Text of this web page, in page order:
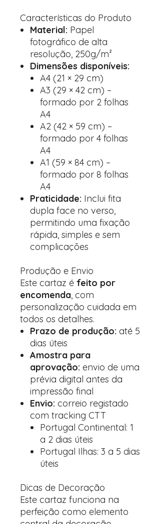
Características do Produto
Material: Papel
fotográfico de alta
resolução, 250g/m²
Dimensões disponíveis:
A4 (21 × 29 cm)
A3 (29 × 42 cm) –
formado por 2 folhas
A4
A2 (42 × 59 cm) –
formado por 4 folhas
A4
A1 (59 × 84 cm) –
formado por 8 folhas
A4
Praticidade: Inclui fita
dupla face no verso,
permitindo uma fixação
rápida, simples e sem
complicações
Produção e Envio
Este cartaz é feito por
encomenda, com
personalização cuidada em
todos os detalhes.
Prazo de produção: até 5
dias úteis
Amostra para
aprovação: envio de uma
prévia digital antes da
impressão final
Envio: correio registado
com tracking CTT
Portugal Continental: 1
a 2 dias úteis
Portugal Ilhas: 3 a 5 dias
úteis
Dicas de Decoração
Este cartaz funciona na
perfeição como elemento